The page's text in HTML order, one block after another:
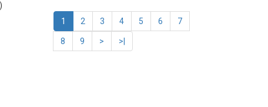
1
2 3 4 5 6 7
8 9 > >|